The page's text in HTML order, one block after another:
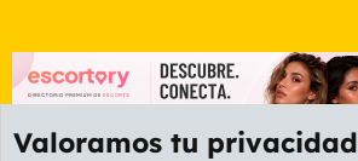
Valoramos tu privacidad